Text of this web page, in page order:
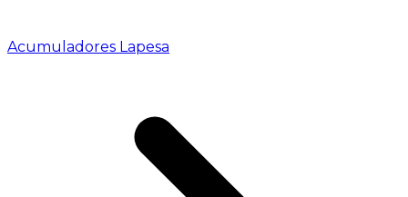
Acumuladores Lapesa